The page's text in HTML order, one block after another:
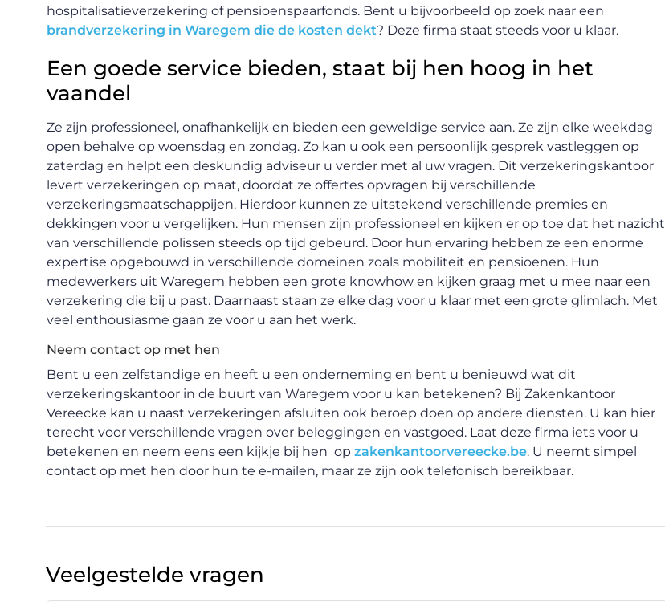
hospitalisatieverzekering of pensioenspaarfonds. Bent u bijvoorbeeld op zoek naar een
brandverzekering in Waregem die de kosten dekt? Deze firma staat steeds voor u klaar.
Een goede service bieden, staat bij hen hoog in het
vaandel
Ze zijn professioneel, onafhankelijk en bieden een geweldige service aan. Ze zijn elke weekdag
open behalve op woensdag en zondag. Zo kan u ook een persoonlijk gesprek vastleggen op
zaterdag en helpt een deskundig adviseur u verder met al uw vragen. Dit verzekeringskantoor
levert verzekeringen op maat, doordat ze offertes opvragen bij verschillende
verzekeringsmaatschappijen. Hierdoor kunnen ze uitstekend verschillende premies en
dekkingen voor u vergelijken. Hun mensen zijn professioneel en kijken er op toe dat het nazicht
van verschillende polissen steeds op tijd gebeurd. Door hun ervaring hebben ze een enorme
expertise opgebouwd in verschillende domeinen zoals mobiliteit en pensioenen. Hun
medewerkers uit Waregem hebben een grote knowhow en kijken graag met u mee naar een
verzekering die bij u past. Daarnaast staan ze elke dag voor u klaar met een grote glimlach. Met
veel enthousiasme gaan ze voor u aan het werk.
Neem contact op met hen
Bent u een zelfstandige en heeft u een onderneming en bent u benieuwd wat dit
verzekeringskantoor in de buurt van Waregem voor u kan betekenen? Bij Zakenkantoor
Vereecke kan u naast verzekeringen afsluiten ook beroep doen op andere diensten. U kan hier
terecht voor verschillende vragen over beleggingen en vastgoed. Laat deze firma iets voor u
betekenen en neem eens een kijkje bij hen op zakenkantoorvereecke.be. U neemt simpel
contact op met hen door hun te e-mailen, maar ze zijn ook telefonisch bereikbaar.
Veelgestelde vragen